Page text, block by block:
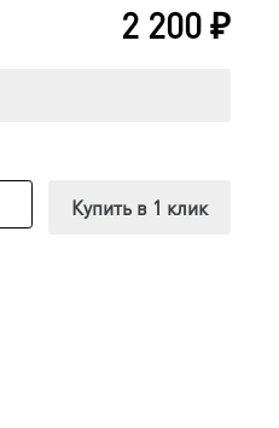
2 200₽
Купить в 1 клик